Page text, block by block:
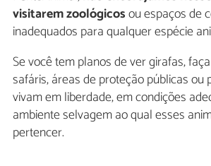
visitarem zoológicosou espaços de
inadequados para qualquer espécie
Se você tem planos de ver girafas,
safáris, áreas de proteção públicas ou
vivam em liberdade, em condições
ambiente selvagem ao qual esses
pertencer.